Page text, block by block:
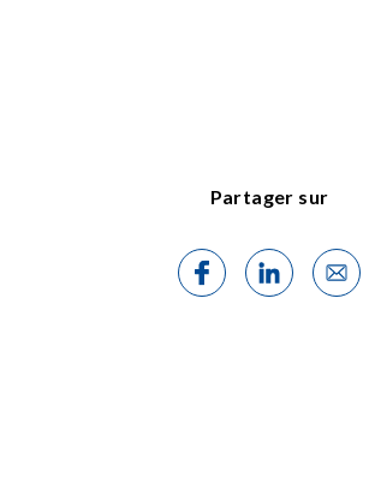
Partager sur